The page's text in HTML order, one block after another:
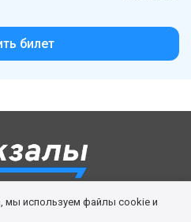
билет
Политика cookies
мы используем файлы cookie и